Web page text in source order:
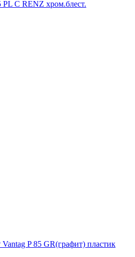
C RENZ хром.блест.
P 85 GR(графит) пластик